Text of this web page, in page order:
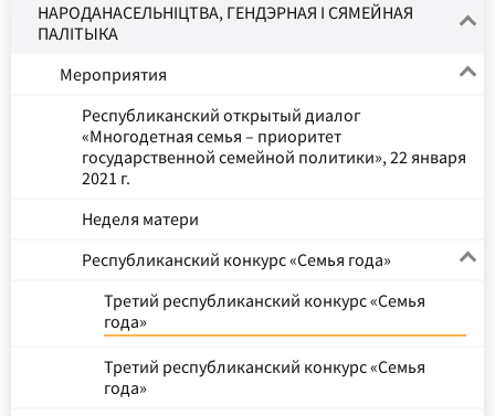
НАРОДАНАСЕЛЬНІЦТВА, ГЕНДЭРНАЯ І СЯМЕЙНАЯ
ПАЛІТЫКА
Мероприятия
Республиканский открытый диалог
«Многодетная семья – приоритет
государственной семейной политики», 22 января
2021 г.
Неделя матери
Республиканский конкурс «Семья года»
Третий республиканский конкурс «Семья
года»
Третий республиканский конкурс «Семья
года»